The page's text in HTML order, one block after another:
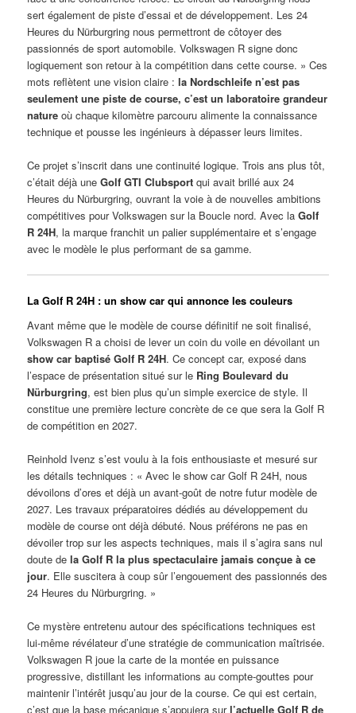
sert également de piste d’essai et de développement. Les 24
Heures du Nürburgring nous permettront de côtoyer des
passionnés de sport automobile. Volkswagen R signe donc
logiquement son retour à la compétition dans cette course. » Ces
mots reflètent une vision claire :la Nordschleife n’est pas
seulement une piste de course, c’est un laboratoire grandeur
nature où chaque kilomètre parcouru alimente la connaissance
technique et pousse les ingénieurs à dépasser leurs limites.
Ce projet s’inscrit dans une continuité logique. Trois ans plus tôt,
c’était déjà uneGolf GTI Clubsport qui avait brillé aux 24
Heures du Nürburgring, ouvrant la voie à de nouvelles ambitions
compétitives pour Volkswagen sur la Boucle nord. Avec laGolf
R 24H, la marque franchit un palier supplémentaire et s’engage
avec le modèle le plus performant de sa gamme.
La Golf R 24H : un show car qui annonce les couleurs
Avant même que le modèle de course définitif ne soit finalisé,
Volkswagen R a choisi de lever un coin du voile en dévoilant un
show car baptisé Golf R 24H. Ce concept car, exposé dans
l’espace de présentation situé sur le Ring Boulevard du
Nürburgring, est bien plus qu’un simple exercice de style. Il
constitue une première lecture concrète de ce que sera la Golf R
de compétition en 2027.
Reinhold Ivenz s’est voulu à la fois enthousiaste et mesuré sur
les détails techniques : « Avec le show car Golf R 24H, nous
dévoilons d’ores et déjà un avant-goût de notre futur modèle de
2027. Les travaux préparatoires dédiés au développement du
modèle de course ont déjà débuté. Nous préférons ne pas en
dévoiler trop sur les aspects techniques, mais il s’agira sans nul
doute dela Golf R la plus spectaculaire jamais conçue à ce
jour. Elle suscitera à coup sûr l’engouement des passionnés des
24 Heures du Nürburgring. »
Ce mystère entretenu autour des spécifications techniques est
lui-même révélateur d’une stratégie de communication maîtrisée.
Volkswagen R joue la carte de la montée en puissance
progressive, distillant les informations au compte-gouttes pour
maintenir l’intérêt jusqu’au jour de la course. Ce qui est certain,
c’est que la base mécanique s’appuiera surl’actuelle Golf R de